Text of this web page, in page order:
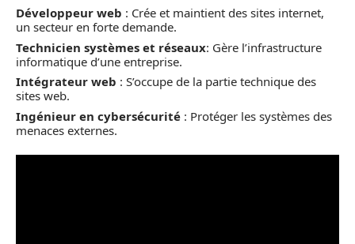
Développeur web : Crée et maintient des sites internet,
un secteur en forte demande.
Technicien systèmes et réseaux: Gère l’infrastructure
informatique d’une entreprise.
Intégrateur web : S’occupe de la partie technique des
sites web.
Ingénieur en cybersécurité : Protéger les systèmes des
menaces externes.